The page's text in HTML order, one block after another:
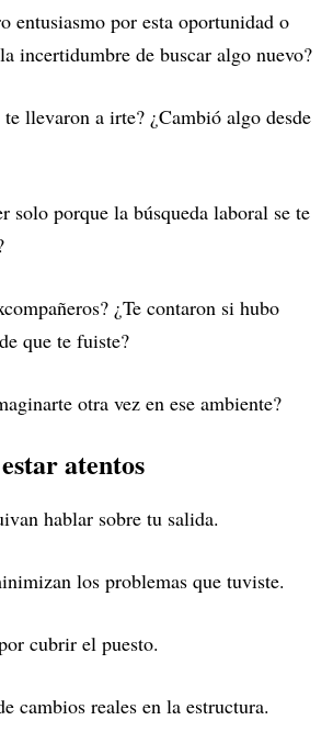
entusiasmo por esta oportunidad o
incertidumbre de buscar algo nuevo?
te llevaron a irte? ¿Cambió algo desde
solo porque la búsqueda laboral se te
¿Te contaron si hubo
que te fuiste?
otra vez en ese ambiente?
atentos
hablar sobre tu salida.
los problemas que tuviste.
cubrir el puesto.
cambios reales en la estructura.